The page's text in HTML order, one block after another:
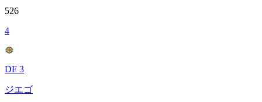
526
4
DF 3
ジエゴ